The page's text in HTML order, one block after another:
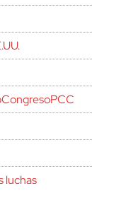
luchas